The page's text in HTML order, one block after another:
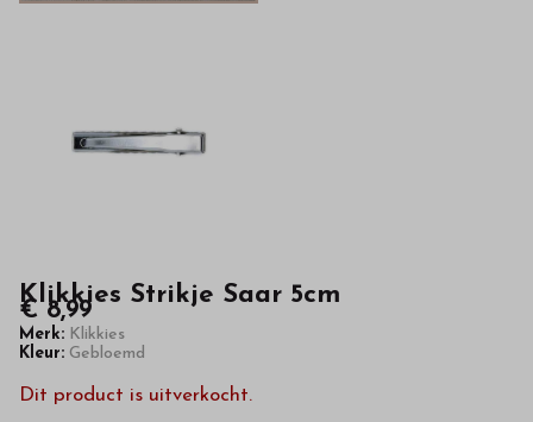
onze
webshop
Klikkies Strikje Saar 5cm
€ 8,99
Merk: Klikkies
Kleur: Gebloemd
Dit product is uitverkocht.